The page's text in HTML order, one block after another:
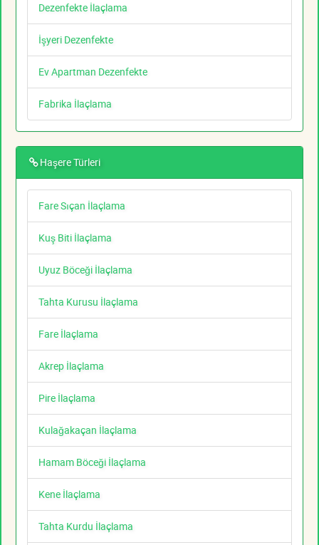
Dezenfekte İlaçlama
İşyeri Dezenfekte
Ev Apartman Dezenfekte
Fabrika İlaçlama
Haşere Türleri
Fare Sıçan İlaçlama
Kuş Biti İlaçlama
Uyuz Böceği İlaçlama
Tahta Kurusu İlaçlama
Fare İlaçlama
Akrep İlaçlama
Pire İlaçlama
Kulağakaçan İlaçlama
Hamam Böceği İlaçlama
Kene İlaçlama
Tahta Kurdu İlaçlama